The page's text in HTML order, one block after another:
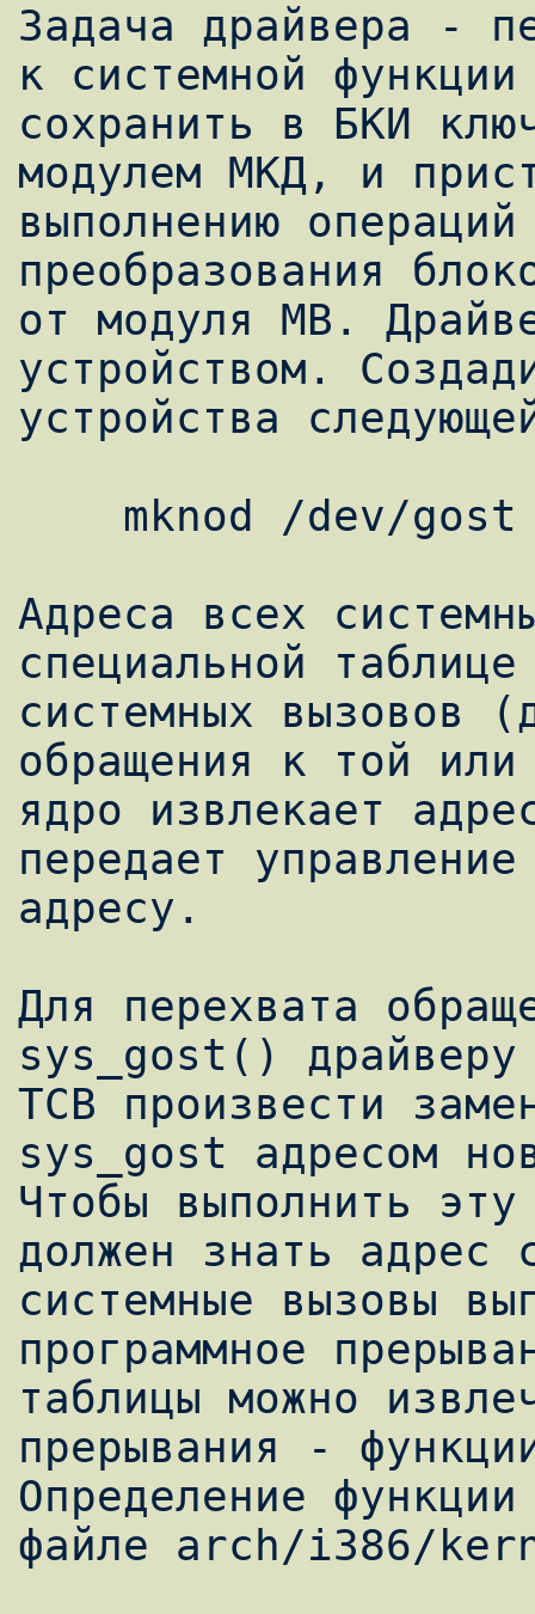
Задача драйвера -
к системной
сохранить в БКИ
модулем МКД, и
выполнению
преобразования
от модуля МВ.
устройством.
устройства
Адреса всех
специальной
системных вызовов
обращения к той
ядро извлекает
передает
адресу.
Для перехвата
sys_gost() драйверу
ТСВ произвести
sys_gost адресом
Чтобы выполнить
должен знать
системные вызовы
программное
таблицы можно
прерывания -
Определение
файле arch/i386/